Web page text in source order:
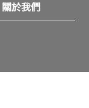
關於我們